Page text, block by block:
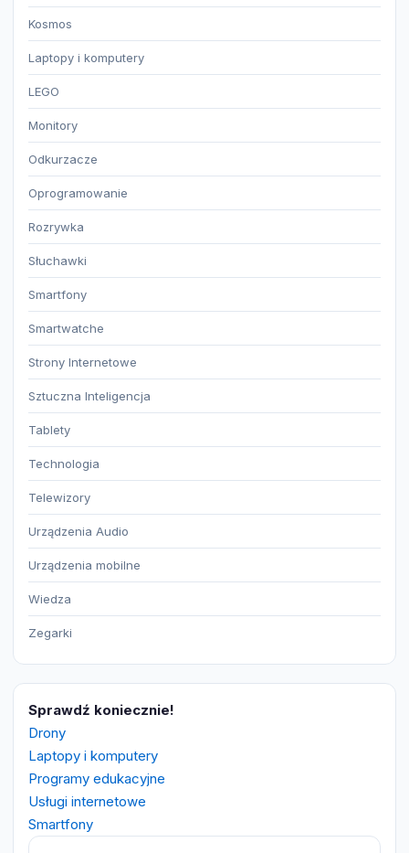
Kosmos
Laptopy i komputery
LEGO
Monitory
Odkurzacze
Oprogramowanie
Rozrywka
Słuchawki
Smartfony
Smartwatche
Strony Internetowe
Sztuczna Inteligencja
Tablety
Technologia
Telewizory
Urządzenia Audio
Urządzenia mobilne
Wiedza
Zegarki
Sprawdź koniecznie!
Drony
Laptopy i komputery
Programy edukacyjne
Usługi internetowe
Smartfony